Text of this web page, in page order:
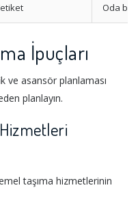
Oda
İpuçları
ve asansör planlaması
planlayın.
taşıma hizmetlerinin